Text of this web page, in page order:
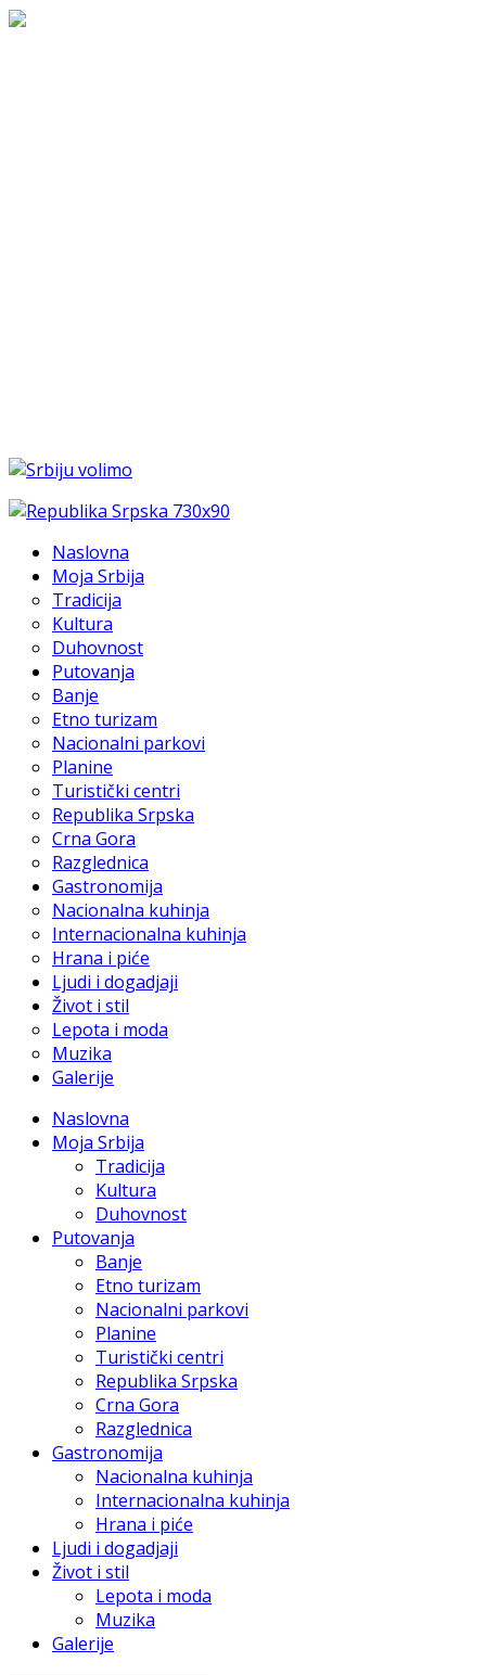
Naslovna
Moja Srbija
Tradicija
Kultura
Duhovnost
Putovanja
Banje
Etno turizam
Nacionalni parkovi
Planine
Turistički centri
Republika Srpska
Crna Gora
Razglednica
Gastronomija
Nacionalna kuhinja
Internacionalna kuhinja
Hrana i piće
Ljudi i dogadjaji
Život i stil
Lepota i moda
Muzika
Galerije
Naslovna
Moja Srbija
Tradicija
Kultura
Duhovnost
Putovanja
Banje
Etno turizam
Nacionalni parkovi
Planine
Turistički centri
Republika Srpska
Crna Gora
Razglednica
Gastronomija
Nacionalna kuhinja
Internacionalna kuhinja
Hrana i piće
Ljudi i dogadjaji
Život i stil
Lepota i moda
Muzika
Galerije